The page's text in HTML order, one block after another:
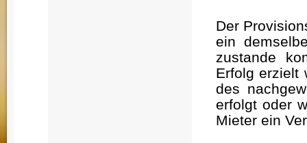
Der
ein
zustande
Erfolg erzielt
des
erfolgt oder
Mieter ein